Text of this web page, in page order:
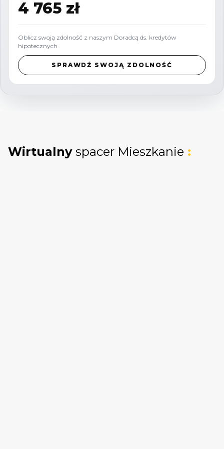
oraz domofon, garaż podziemny oraz komórkę
UKŁAD MIESZKANIA- /4 pokoje Gdańsk
funkcjonalny rozkład/
Salon z aneksem kuchennym o powierzchni
wnęce, dzięki czemu jest wizualnie oddzielony
4 765 zł
Oblicz swoją zdolność z naszym Doradcą ds. kredytów
hipotecznych
SPRAWDŹ SWOJĄ ZDOLNOŚĆ
Wirtualny spacer Mieszkanie :